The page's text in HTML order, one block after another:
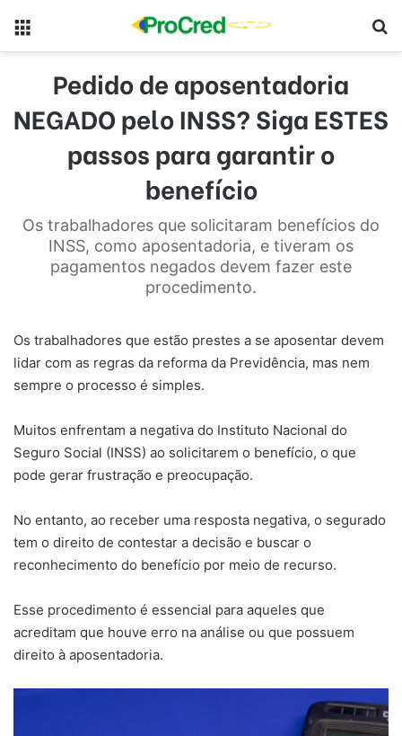
Pedido de aposentadoria
NEGADO pelo INSS? Siga ESTES
passos para garantir o
benefício
Os trabalhadores que solicitaram benefícios do
INSS, como aposentadoria, e tiveram os
pagamentos negados devem fazer este
procedimento.
Os trabalhadores que estão prestes a se aposentar devem
lidar com as regras da reforma da Previdência, mas nem
sempre o processo é simples.
Muitos enfrentam a negativa do Instituto Nacional do
Seguro Social (INSS) ao solicitarem o benefício, o que
pode gerar frustração e preocupação.
No entanto, ao receber uma resposta negativa, o segurado
tem o direito de contestar a decisão e buscar o
reconhecimento do benefício por meio de recurso.
Esse procedimento é essencial para aqueles que
acreditam que houve erro na análise ou que possuem
direito à aposentadoria.